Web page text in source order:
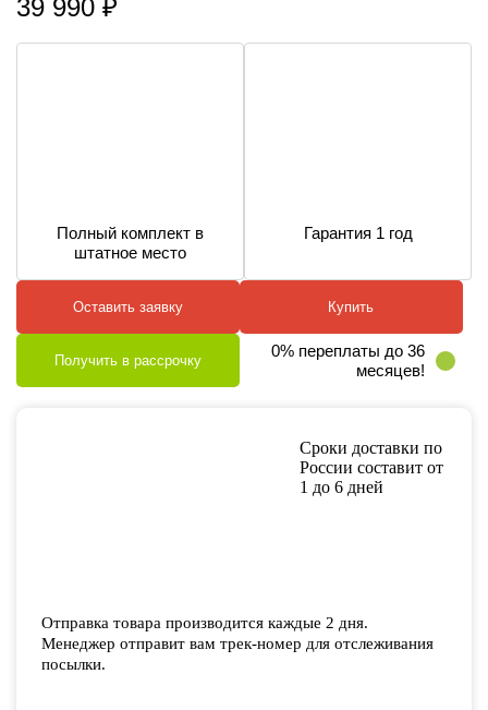
39 990 ₽
Полный комплект в
штатное место
Гарантия 1 год
Оставить заявку Купить
Получить в рассрочку
0% переплаты до 36
месяцев!
Сроки доставки по
России составит от
1 до 6 дней
Отправка товара производится каждые 2 дня.
Менеджер отправит вам трек-номер для отслеживания
посылки.